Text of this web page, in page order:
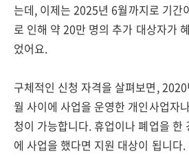
는데, 이제는 2025년 6월까지로 기간
로 인해 약 20만 명의 추가 대상자가
었어요.
구체적인 신청 자격을 살펴보면,
월 사이에 사업을 운영한 개인사업자
청이 가능합니다. 휴업이나 폐업을 한
에 사업을 했다면 지원 대상이 됩니다